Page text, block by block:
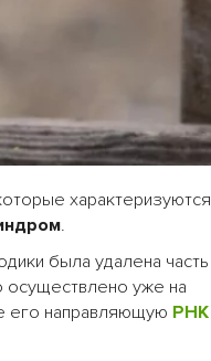
характеризуются
.
была удалена часть
осуществлено уже на
его направляющую РНК